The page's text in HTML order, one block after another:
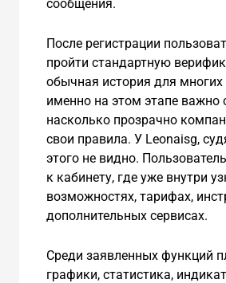
сообщения.
После регистрации
пройти стандартную
обычная история для
именно на этом этапе важно
насколько прозрачно
свои правила. У Leonaisg,
этого не видно.
к кабинету, где уже внутри
возможностях, тарифах,
дополнительных сервисах.
Среди заявленных функций
графики, статистика,